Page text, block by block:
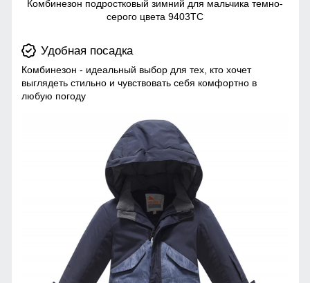
Комбинезон подростковый зимний для мальчика темно-
серого цвета 9403TC
Удобная посадка
Комбинезон - идеальный выбор для тех, кто хочет
выглядеть стильно и чувствовать себя комфортно в
любую погоду